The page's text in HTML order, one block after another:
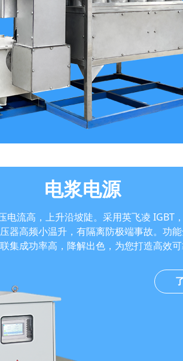
电浆电源
电流高，上升沿坡陡。采用英飞凌 IGBT
器高频小温升，有隔离防极端事故。功
集成功率高，降解出色，为您打造高效